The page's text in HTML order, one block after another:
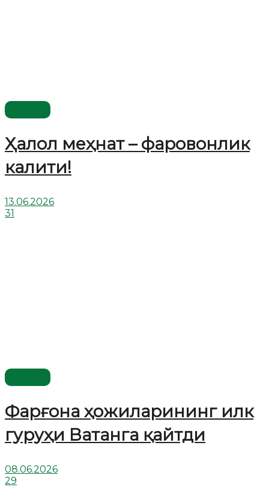
Ҳалол меҳнат – фаровонлик
калити!
13.06.2026
31
Фарғона ҳожиларининг илк
гуруҳи Ватанга қайтди
08.06.2026
29